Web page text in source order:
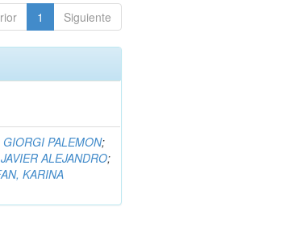
1 Siguiente
PALEMON;
ALEJANDRO;
KARINA